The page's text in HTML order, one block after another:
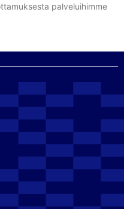
palveluihimme